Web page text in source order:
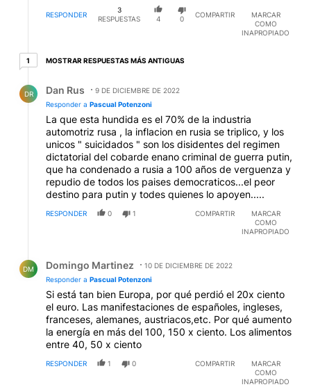
RESPONDER
3
RESPUESTAS
4 0
COMPARTIR
MARCAR
COMO
INAPROPIADO
11 respuesta más antiguas
MOSTRAR RESPUESTAS MÁS ANTIGUAS
DR Dan Rus
9 DE DICIEMBRE DE 2022
Responder a Pascual Potenzoni
La que esta hundida es el 70% de la industria
automotriz rusa , la inflacion en rusia se triplico, y los
unicos " suicidados " son los disidentes del regimen
dictatorial del cobarde enano criminal de guerra putin,
que ha condenado a rusia a 100 años de verguenza y
repudio de todos los paises democraticos...el peor
destino para putin y todes quienes lo apoyen.....
RESPONDER 0 1 COMPARTIR
MARCAR
COMO
INAPROPIADO
DM Domingo Martinez
10 DE DICIEMBRE DE 2022
Responder a Pascual Potenzoni
Si está tan bien Europa, por qué perdió el 20x ciento
el euro. Las manifestaciones de españoles, ingleses,
franceses, alemanes, austriacos,etc. Por qué aumento
la energía en más del 100, 150 x ciento. Los alimentos
entre 40, 50 x ciento
RESPONDER 1 0 COMPARTIR
MARCAR
COMO
INAPROPIADO